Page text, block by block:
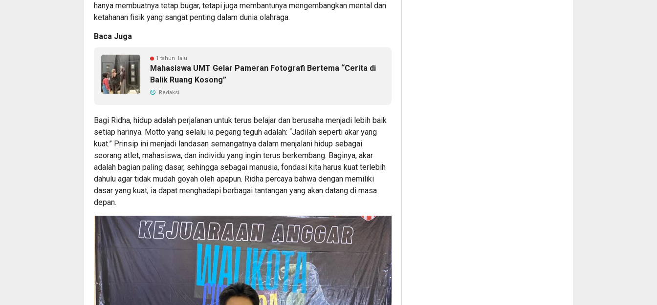
hanya membuatnya tetap bugar, tetapi juga membantunya mengembangkan mental dan
ketahanan fisik yang sangat penting dalam dunia olahraga.
Baca Juga
1 tahun lalu
Mahasiswa UMT Gelar Pameran Fotografi Bertema “Cerita di
Balik Ruang Kosong”
Redaksi
Bagi Ridha, hidup adalah perjalanan untuk terus belajar dan berusaha menjadi lebih baik
setiap harinya. Motto yang selalu ia pegang teguh adalah: “Jadilah seperti akar yang
kuat.” Prinsip ini menjadi landasan semangatnya dalam menjalani hidup sebagai
seorang atlet, mahasiswa, dan individu yang ingin terus berkembang. Baginya, akar
adalah bagian paling dasar, sehingga sebagai manusia, fondasi kita harus kuat terlebih
dahulu agar tidak mudah goyah oleh apapun. Ridha percaya bahwa dengan memiliki
dasar yang kuat, ia dapat menghadapi berbagai tantangan yang akan datang di masa
depan.